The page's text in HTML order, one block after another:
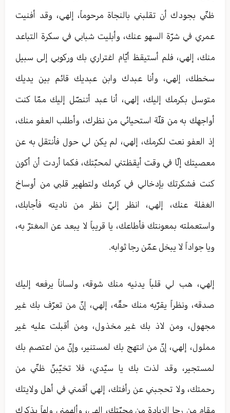
ظنّي بجودك أن تقلبني بالنجاة مرحوماً، إلهي، وقد أفنيت
عمري في شرّة السهو عنك، وأبليت شبابي في سكرة التباعد
منك، إلهي، فلم أستيقظ أيّام اغتراري بك وركوبي إلى سبيل
سخطك، إلهي، وأنا عبدك وابن عبديك قائم بين يديك
متوسل بكرمك إليك، إلهي، أنا عبد أتنصّل إليك‏ ممّا كنت
أواجهك به من قلّة استحيائي من نظرك، وأطلب العفو منك،
إذ العفو نعت لكرمك، إلهي، لم يكن لي حول فأنتقل به عن
معصيتك إلّا في وقت أيقظتني لمحبّتك، فكما أردت أن أكون
كنت فشكرتك بإدخالي في كرمك ولتطهير قلبي من أوساخ
الغفلة عنك، إلهي، انظر إليّ نظر من ناديته فأجابك،
واستعملته بمعونتك فأطاعك، يا قريباً لا يبعد عن المغترّ به،
ويا جواداً لا يبخل عمّن رجا ثوابه.
إلهي، هب لي قلباً يدنيه منك شوقه، ولساناً يرفعه إليك
صدقه، ونظراً يقرّبه منك حقّه، إلهي، إنّ من تعرّف بك غير
مجهول، ومن لاذ بك غير مخذول، ومن أقبلت عليه غير
مملول، إلهي، إنّ من انتهج بك لمستنير، وإنّ من اعتصم بك
لمستجير، وقد لذت بك يا سيّدي، فلا تخيّبنّ ظنّي من
رحمتك، ولا تحجبني عن رأفتك، إلهي أقمني في أهل ولايتك
مقام من رجا الزيادة من محبّتك، إلهي، وألهمني ولهاً بذكرك